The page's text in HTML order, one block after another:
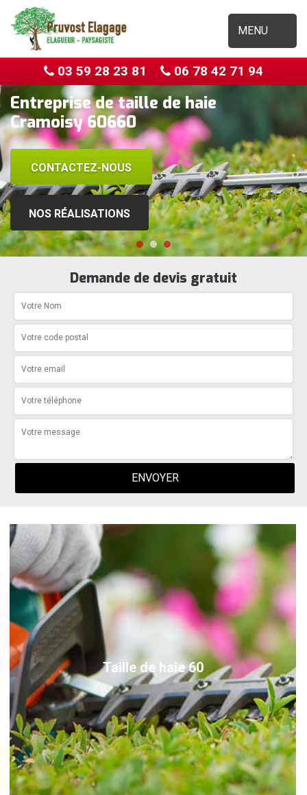
MENU
03 59 28 23 81 06 78 42 71 94
Entreprise de taille de haie
Cramoisy 60660
CONTACTEZ-NOUS
NOS RÉALISATIONS
Demande de devis gratuit
Taille de haie 60